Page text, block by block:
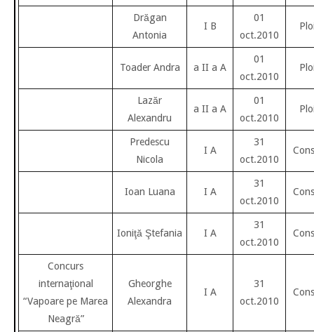
Drăgan
Antonia
I B
01
oct.2010
Toader Andra a II a A
01
oct.2010
Lazăr
Alexandru
a II a A
01
oct.2010
Predescu
Nicola
I A
31
oct.2010
Ioan Luana I A
31
oct.2010
Ioniţă Ştefania I A
31
oct.2010
Concurs
internaţional
“Vapoare pe Marea
Neagră”
Gheorghe
Alexandra
I A
31
oct.2010